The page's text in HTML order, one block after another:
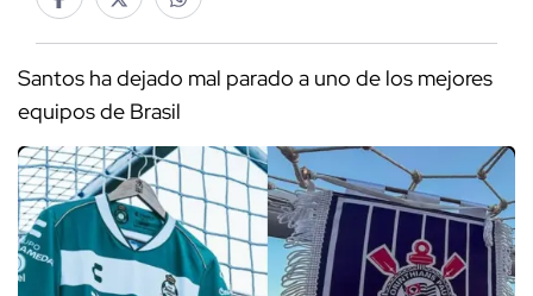
Santos ha dejado mal parado a uno de los mejores
equipos de Brasil